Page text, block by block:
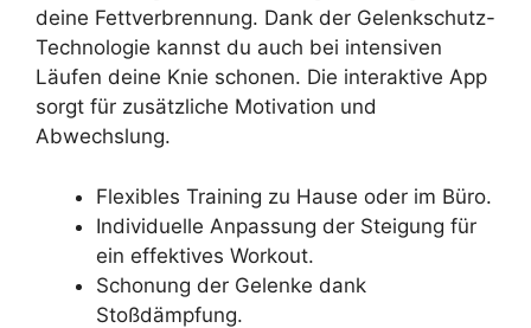
deine Fettverbrennung. Dank der Gelenkschutz-
Technologie kannst du auch bei intensiven
Läufen deine Knie schonen. Die interaktive App
sorgt für zusätzliche Motivation und
Abwechslung.
Flexibles Training zu Hause oder im Büro.
Individuelle Anpassung der Steigung für
ein effektives Workout.
Schonung der Gelenke dank
Stoßdämpfung.